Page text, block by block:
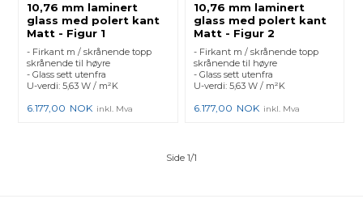
10,76 mm laminert
glass med polert kant
Matt - Figur 1
- Firkant m / skrånende topp
skrånende til høyre
- Glass sett utenfra
U-verdi: 5,63 W / m²K
6.177,00 NOK inkl. Mva
10,76 mm laminert
glass med polert kant
Matt - Figur 2
- Firkant m / skrånende topp
skrånende til høyre
- Glass sett utenfra
U-verdi: 5,63 W / m²K
6.177,00 NOK inkl. Mva
Side 1/1